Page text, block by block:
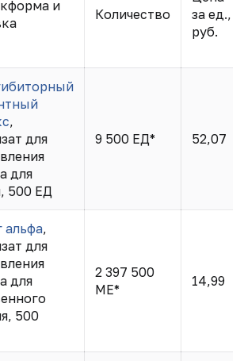
и
Количество
за ед.,
руб.
,
для
для
500 ЕД
9 500 ЕД* 52,07
альфа,
для
для
500
2 397 500
МЕ*
14,99